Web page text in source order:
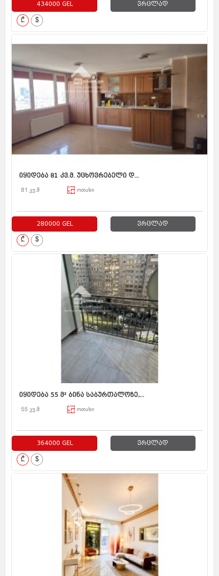
434000 GEL ვრცლად
₾ $
იყიდება 81 კვ.მ. უცხოვრებელი დ...
81 კვ.მ ოთახი
280000 GEL ვრცლად
₾ $
იყიდება 55 მ² ბინა საბურთალოზე,...
55 კვ.მ ოთახი
364000 GEL ვრცლად
₾ $